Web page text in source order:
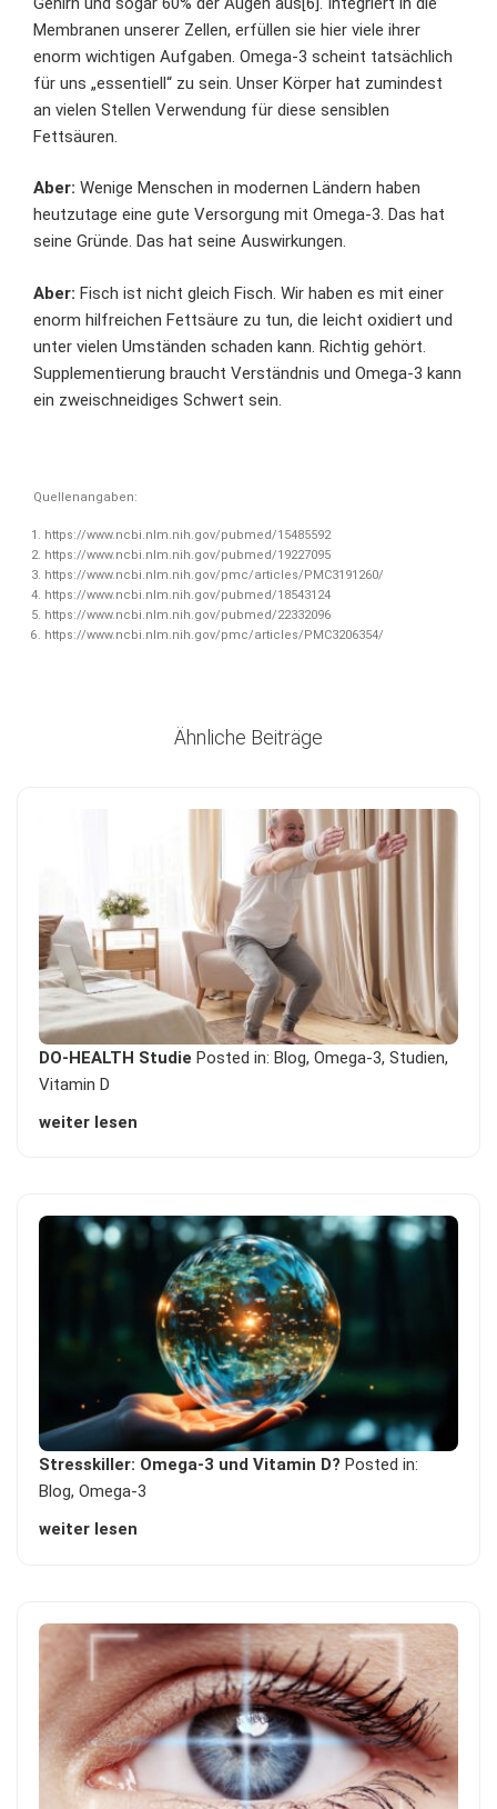
Membranen unserer Zellen, erfüllen sie hier viele ihrer
enorm wichtigen Aufgaben . Omega-3 scheint tatsächlich
für uns „essentiell“ zu sein. Unser Körper hat zumindest
an vielen Stellen Verwendung für diese sensiblen
Fettsäuren.
Aber: Wenige Menschen in modernen Ländern haben
heutzutage eine gute Versorgung mit Omega-3. Das hat
seine Gründe. Das hat seine Auswirkungen.
Aber: Fisch ist nicht gleich Fisch. Wir haben es mit einer
enorm hilfreichen Fettsäure zu tun, die leicht oxidiert und
unter vielen Umständen schaden kann. Richtig gehört.
Supplementierung braucht Verständnis und Omega-3 kann
ein zweischneidiges Schwert sein.
Quellenangaben:
https://www.ncbi.nlm.nih.gov/pubmed/15485592
https://www.ncbi.nlm.nih.gov/pubmed/19227095
https://www.ncbi.nlm.nih.gov/pmc/articles/PMC3191260/
https://www.ncbi.nlm.nih.gov/pubmed/18543124
https://www.ncbi.nlm.nih.gov/pubmed/22332096
https://www.ncbi.nlm.nih.gov/pmc/articles/PMC3206354/
Ähnliche Beiträge
DO-HEALTH Studie Posted in: Blog,Omega-3,Studien,
Vitamin D
weiter lesen
Stresskiller: Omega-3 und Vitamin D? Posted in:
Blog,Omega-3
weiter lesen